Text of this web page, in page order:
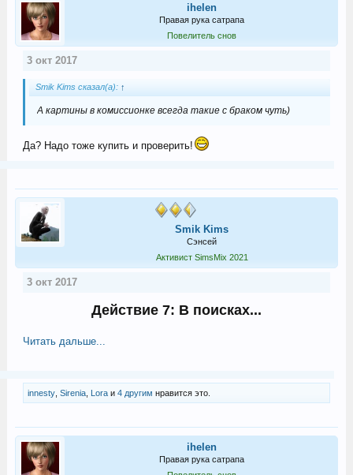
ihelen
Правая рука сатрапа
Повелитель снов
3 окт 2017
Smik Kims сказал(а): ↑
А картины в комиссионке всегда такие с браком чуть)
Да? Надо тоже купить и проверить!
Smik Kims
Сэнсей
Активист SimsMix 2021
3 окт 2017
Действие 7: В поисках...
Читать дальше...
innesty, Sirenia, Loraи 4 другим нравится это.
ihelen
Правая рука сатрапа